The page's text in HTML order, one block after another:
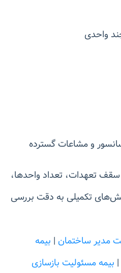
واحدی
و مشاعات گسترده
سقف تعهدات، تعداد واحدها،
تکمیلی به دقت بررسی
مدیر ساختمان | بیمه
| بیمه مسئولیت بازسازی